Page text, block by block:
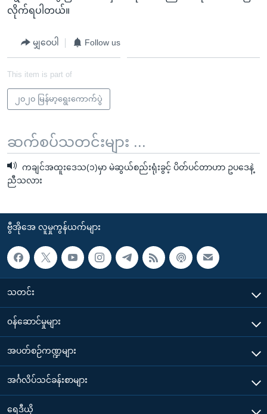
လိုက်ရပါတယ်။
မျှဝေပါ Follow us
This item is part of
၂၀၂၀ မြန်မာ့ရွေးကောက်ပွဲ
ဆက်စပ်သတင်းများ ...
ကချင်အထူးဒေသ(၁)မှာ မဲဆွယ်စည်းရုံးခွင့် ပိတ်ပင်တာဟာ ဥပဒေနဲ့
ညီသလား
ဗွီအိုအေ လူမှုကွန်ယက်များ
သတင်း
၀န်ဆောင်မှုများ
အပတ်စဉ်ကဏ္ဍများ
အင်္ဂလိပ်သင်ခန်းစာများ
ရေဒီယို